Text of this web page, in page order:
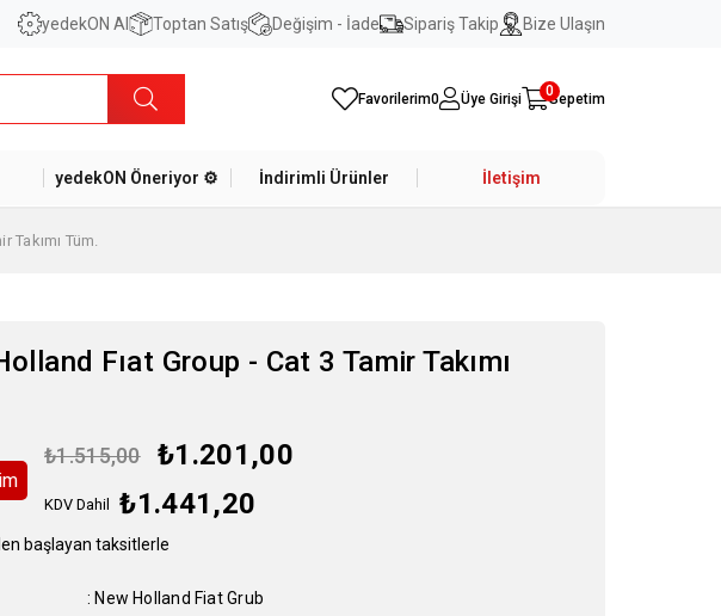
yedekON AI Toptan Satış Değişim - İade Sipariş Takip Bize Ulaşın
Favorilerim0 Üye Girişi Sepetim
0
yedekON Öneriyor ⚙️ İndirimli Ürünler İletişim
Takımı Tüm.
Fıat Group - Cat 3 Tamir Takımı
₺1.515,00 ₺1.201,00
KDV Dahil ₺1.441,20
başlayan taksitlerle
: New Holland Fiat Grub